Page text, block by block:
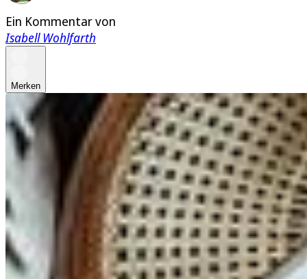
Ein Kommentar von
Isabell Wohlfarth
Merken